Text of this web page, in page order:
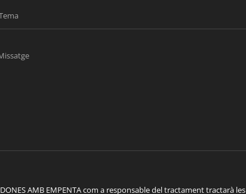
DONES AMB EMPENTA com a responsable del tractament tractarà les